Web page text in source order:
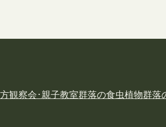
観察会･親子教室群落の食虫植物群落